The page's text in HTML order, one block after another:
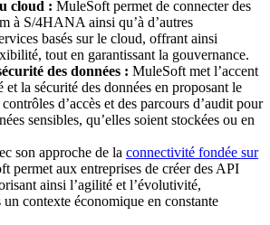
cloud : MuleSoft permet de connecter des
à S/4HANA ainsi qu’à d’autres
basés sur le cloud, offrant ainsi
tout en garantissant la gouvernance.
des données : MuleSoft met l’accent
la sécurité des données en proposant le
d’accès et des parcours d’audit pour
sensibles, qu’elles soient stockées ou en
son approche de la connectivité fondée sur
permet aux entreprises de créer des API
ainsi l’agilité et l’évolutivité,
un contexte économique en constante